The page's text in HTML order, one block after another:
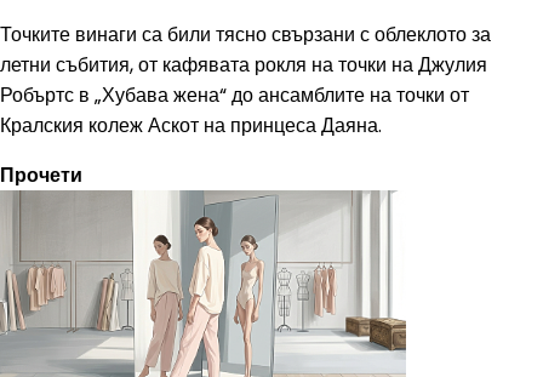
Точките винаги са били тясно свързани с облеклото за
летни събития, от кафявата рокля на точки на Джулия
Робъртс в „Хубава жена“ до ансамблите на точки от
Кралския колеж Аскот на принцеса Даяна.
Прочети